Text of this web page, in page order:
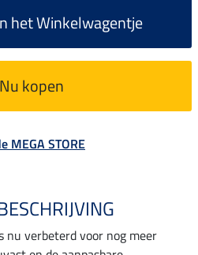
het Winkelwagentje
Nu kopen
MEGA STORE
nu verbeterd voor nog meer